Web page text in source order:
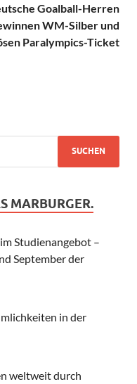
Goalball-Herren
WM-Silber und
Paralympics-Ticket
MARBURGER.
Studienangebot –
September der
in der
weltweit durch